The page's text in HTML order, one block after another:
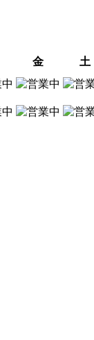
金
土